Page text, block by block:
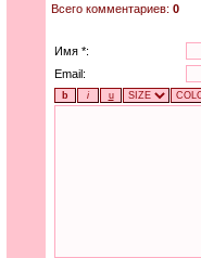
Всего комментариев: 0
Имя *:
Email: